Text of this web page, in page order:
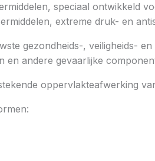
speciaal ontwikkeld
extreme druk- en
gezondheids-, veiligheids-
en andere gevaarlijke
oppervlakteafwerking